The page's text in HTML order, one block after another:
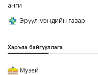
анги
Эрүүл мэндийн газар
Харъяа байгууллага
Музей